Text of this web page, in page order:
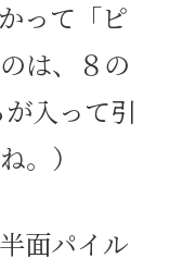
って「ピ
は、８の
入って引
。）
面パイル